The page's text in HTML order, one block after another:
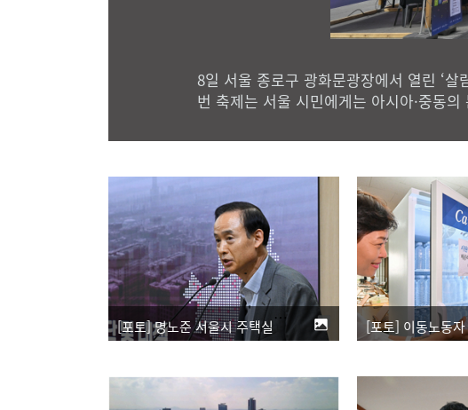
8일 서울 종로구 광화문광장에서 열린 ‘
번 축제는 서울 시민에게는 아시아·중동
[포토] 명노준 서울시 주택실장, 재개발·재건축 주택공급 부족 대책 발표